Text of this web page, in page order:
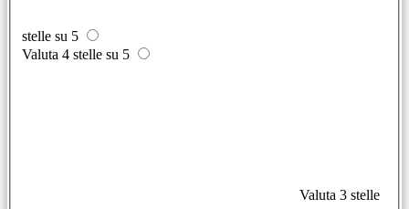
stelle su 5
Valuta 4 stelle su 5
Valuta 3 stelle